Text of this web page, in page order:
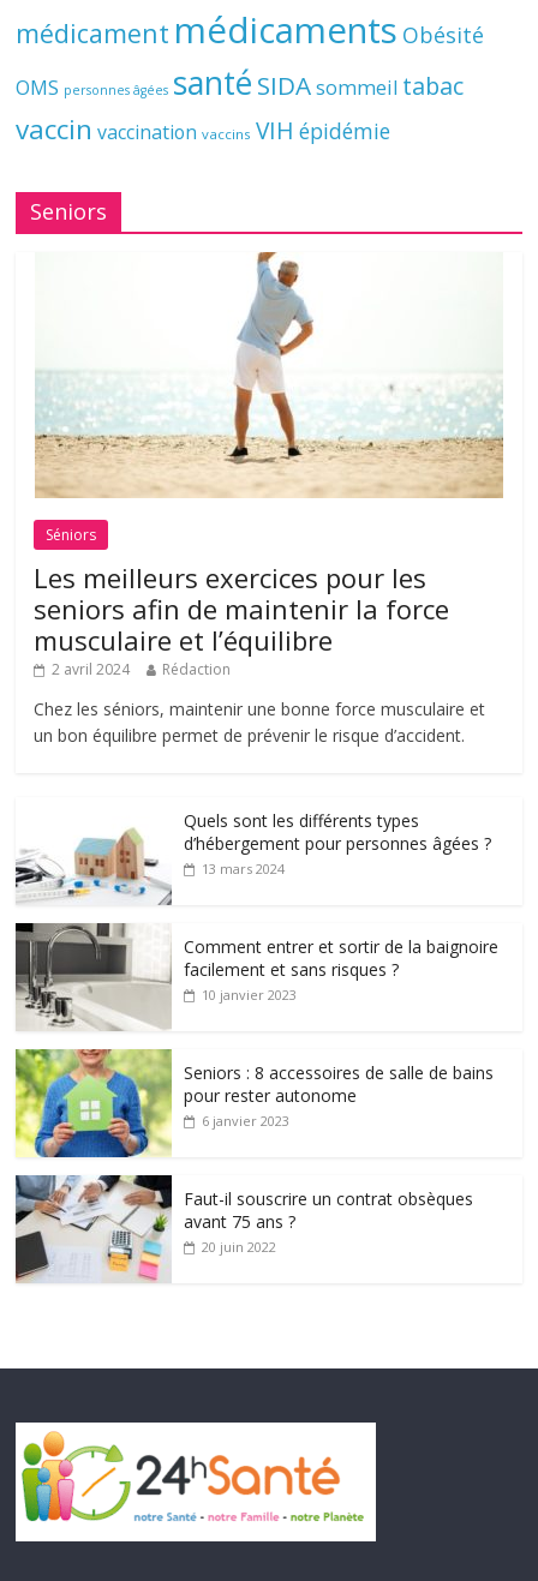
médicament médicaments Obésité
OMS personnes âgées santé SIDAsommeil tabac
vaccin vaccination vaccins VIH épidémie
Seniors
Séniors
Les meilleurs exercices pour les
seniors afin de maintenir la force
musculaire et l’équilibre
2 avril 2024 Rédaction
Chez les séniors, maintenir une bonne force musculaire et
un bon équilibre permet de prévenir le risque d’accident.
Quels sont les différents types
d’hébergement pour personnes âgées ?
13 mars 2024
Comment entrer et sortir de la baignoire
facilement et sans risques ?
10 janvier 2023
Seniors : 8 accessoires de salle de bains
pour rester autonome
6 janvier 2023
Faut-il souscrire un contrat obsèques
avant 75 ans ?
20 juin 2022